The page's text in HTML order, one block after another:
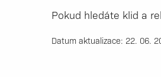
Pokud hledáte klid a
Datum aktualizace: 22. 06.